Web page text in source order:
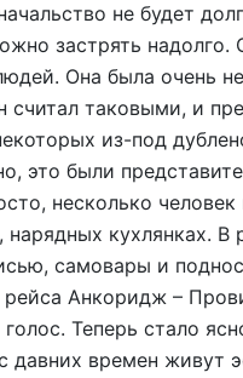
не будет
застрять
Она была очень
считал таковыми, и
из-под
это были
несколько
кухлянках. В
самовары и
Анкоридж –
Теперь стало
давних времен живут